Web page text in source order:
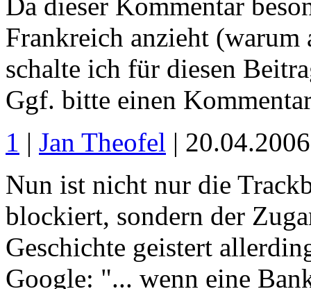
Da dieser Kommentar
Frankreich anzieht (warum
schalte ich für diesen
Ggf. bitte einen
1 | Jan Theofel |
Nun ist nicht nur die
blockiert, sondern der
Geschichte geistert
Google: "... wenn eine